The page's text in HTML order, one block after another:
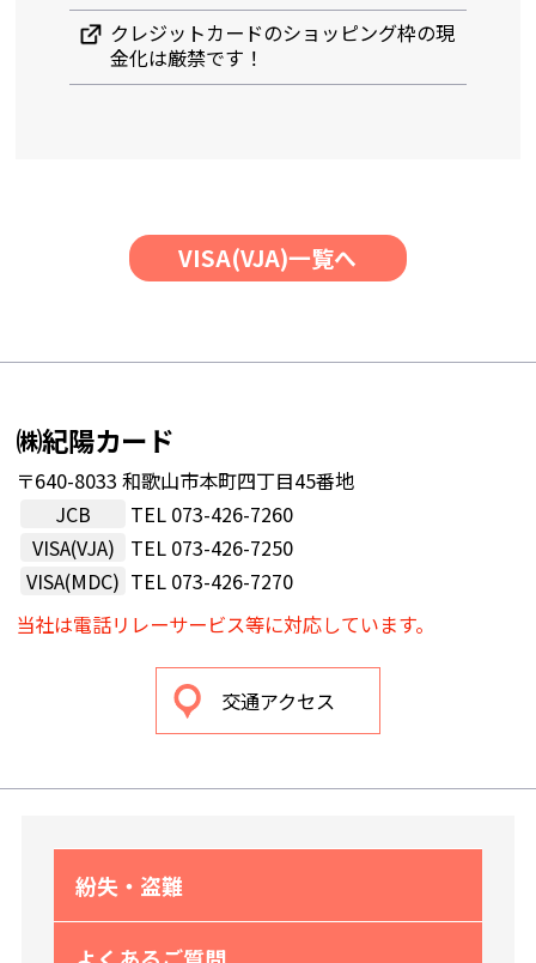
クレジットカードのショッピング枠の現
金化は厳禁です！
VISA(VJA)一覧へ
㈱紀陽カード
〒640-8033 和歌山市本町四丁目45番地
JCB
TEL 073-426-7260
VISA(VJA)
TEL 073-426-7250
VISA(MDC) TEL 073-426-7270
当社は電話リレーサービス等に対応しています。
交通アクセス
紛失・盗難